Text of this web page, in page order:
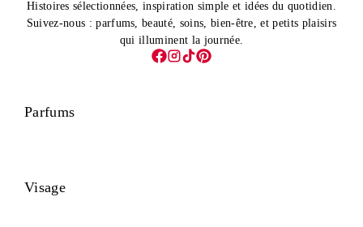
Histoires sélectionnées, inspiration simple et idées du quotidien.
Suivez-nous : parfums, beauté, soins, bien-être, et petits plaisirs
qui illuminent la journée.
Parfums
Visage